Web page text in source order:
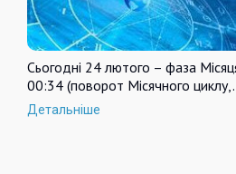
Сьогодні 24 лютого – фаза
00:34 (поворот Місячного
Детальніше